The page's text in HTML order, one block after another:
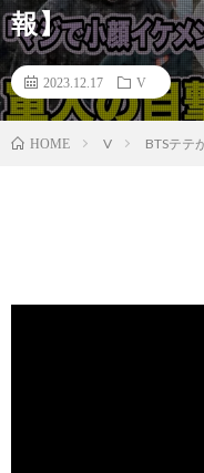
報】
2023.12.17 V
HOME V BTSテテ